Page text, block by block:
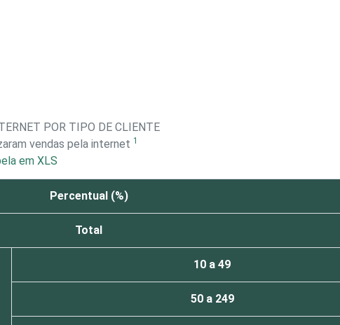
POR TIPO DE CLIENTE
vendas pela internet 1
em XLS
Percentual (%)
Total
10 a 49
50 a 249